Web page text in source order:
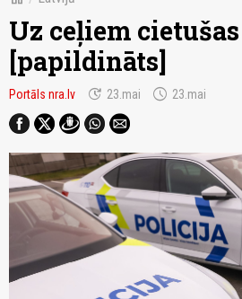
Uz ceļiem
[papildināts]
Portāls nra.lv update 23.mai schedule 23.mai